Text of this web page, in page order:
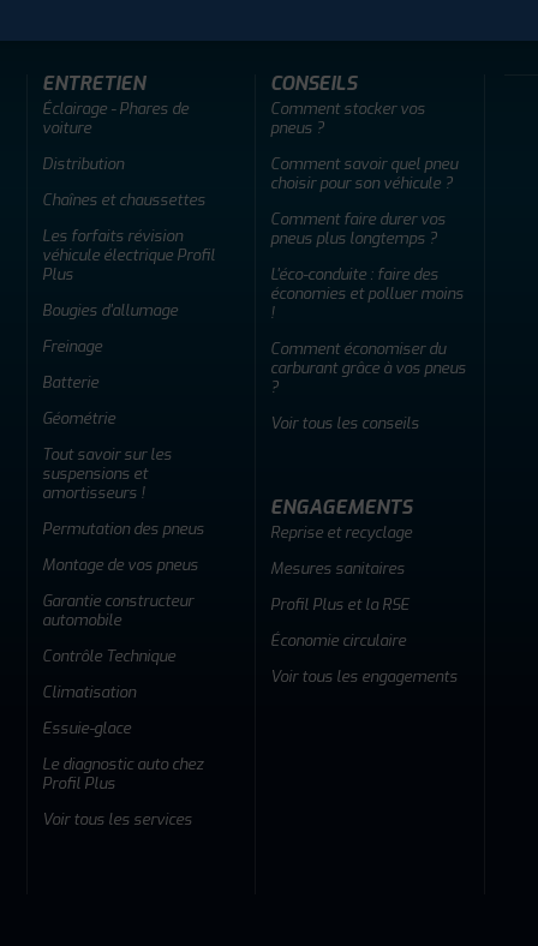
ENTRETIEN
Éclairage - Phares de
voiture
Distribution
Chaînes et chaussettes
Les forfaits révision
véhicule électrique Profil
Plus
Bougies d'allumage
Freinage
Batterie
Géométrie
Tout savoir sur les
suspensions et
amortisseurs !
Permutation des pneus
Montage de vos pneus
Garantie constructeur
automobile
Contrôle Technique
Climatisation
Essuie-glace
Le diagnostic auto chez
Profil Plus
Voir tous les services
CONSEILS
Comment stocker vos
pneus ?
Comment savoir quel pneu
choisir pour son véhicule ?
Comment faire durer vos
pneus plus longtemps ?
L'éco-conduite : faire des
économies et polluer moins
!
Comment économiser du
carburant grâce à vos pneus
?
Voir tous les conseils
ENGAGEMENTS
Reprise et recyclage
Mesures sanitaires
Profil Plus et la RSE
Économie circulaire
Voir tous les engagements